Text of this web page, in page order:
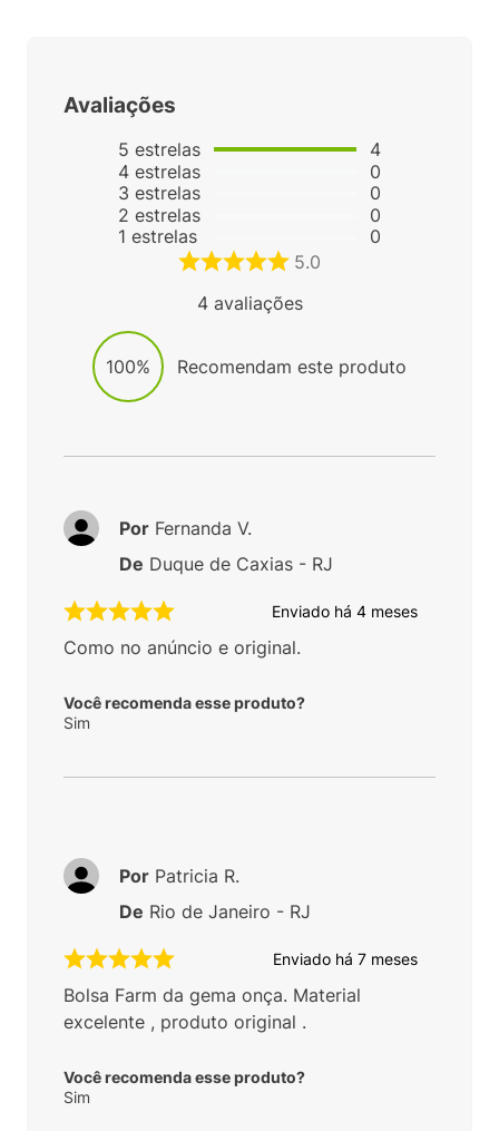
Avaliações
5 estrelas
4 estrelas
3 estrelas
2 estrelas
1 estrelas
4
0
0
0
0
5.0
4avaliações
100% Recomendam este produto
Enviado há 4 meses
Como no anúncio e original.
Você recomenda esse produto?
Sim
Por Fernanda V.
De Duque de Caxias - RJ
Enviado há 7 meses
Bolsa Farm da gema onça. Material
excelente , produto original .
Você recomenda esse produto?
Sim
Por Patricia R.
De Rio de Janeiro - RJ